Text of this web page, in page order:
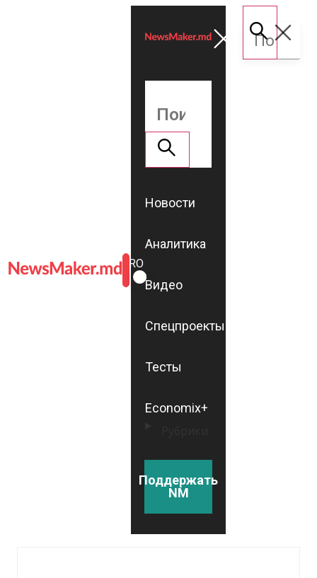
ROMÂNĂ
RU
Новости
Аналитика
Видео
Спецпроекты
Тесты
Economix+
Поддержать
NM